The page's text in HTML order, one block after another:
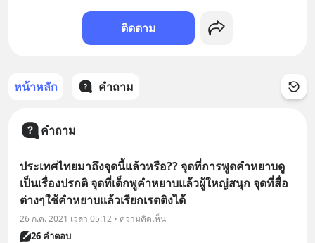
ติดตาม
หน้าหลัก คำถาม
คำถาม
ประเทศไทยมาถึงจุดนี้แล้วหรือ?? จุดที่การพูดคำหยาบดู
เป็นเรื่องปรกติ จุดที่เด็กพูคำหยาบแล้วผู้ใหญ่สนุก จุดที่สื่อ
ต่างๆใช้คำหยาบแล้วเรียกเรตติงได้
26 ก.ค. 2021 เวลา 05:12 • ความคิดเห็น
26 คำตอบ